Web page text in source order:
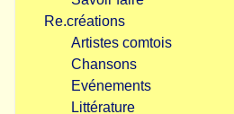
Re.créations
Artistes comtois
Chansons
Evénements
Littérature